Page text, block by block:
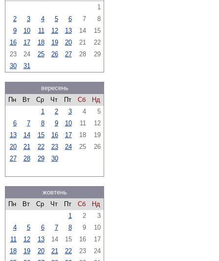
1
2
3 4 5 6 7
8
9
10 11 12 13 14
15
16
17 18 19 20 21
22
23
24 25 26 27 28
29
30
31
вересень
Пн
Вт Ср Чт Пт Сб
Нд
1
2 3 4
5
6
7 8 9 10 11
12
13
14 15 16 17 18
19
20
21 22 23 24 25
26
27
28 29 30
жовтень
Пн
Вт Ср Чт Пт Сб
Нд
1
2
3
4
5 6 7 8 9
10
11
12 13 14 15 16
17
18
19 20 21 22 23
24